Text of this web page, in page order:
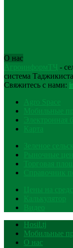
О нас
АгроинформТҶ -
система
Свяжитесь с нами:
Agro Space
Мобильные
Электронная
Карта
Зеленое
Рыночные
Торговая
Справочник
Цены на
Калькулятор
Видео
Hosil.tj
Мобильные
О нас